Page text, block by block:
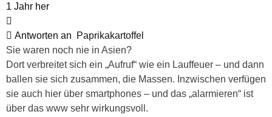
1 Jahr her
Antworten an
Paprikakartoffel
Sie waren noch nie in Asien?
Dort verbreitet sich ein „Aufruf“ wie ein Lauffeuer – und dann
ballen sie sich zusammen, die Massen. Inzwischen verfügen
sie auch hier über smartphones – und das „alarmieren“ ist
über das www sehr wirkungsvoll.